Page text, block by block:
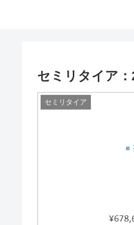
セミリタイア
セミリタイア